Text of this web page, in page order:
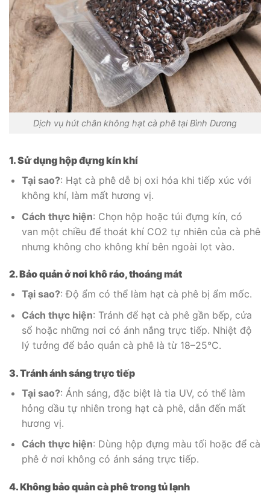
Dịch vụ hút chân không hạt cà phê tại Bình Dương
1. Sử dụng hộp đựng kín khí
Tại sao?: Hạt cà phê dễ bị oxi hóa khi tiếp xúc với
không khí, làm mất hương vị.
Cách thực hiện: Chọn hộp hoặc túi đựng kín, có
van một chiều để thoát khí CO2 tự nhiên của cà phê
nhưng không cho không khí bên ngoài lọt vào.
2. Bảo quản ở nơi khô ráo, thoáng mát
Tại sao?: Độ ẩm có thể làm hạt cà phê bị ẩm mốc.
Cách thực hiện: Tránh để hạt cà phê gần bếp, cửa
sổ hoặc những nơi có ánh nắng trực tiếp. Nhiệt độ
lý tưởng để bảo quản cà phê là từ 18–25°C.
3. Tránh ánh sáng trực tiếp
Tại sao?: Ánh sáng, đặc biệt là tia UV, có thể làm
hỏng dầu tự nhiên trong hạt cà phê, dẫn đến mất
hương vị.
Cách thực hiện: Dùng hộp đựng màu tối hoặc để cà
phê ở nơi không có ánh sáng trực tiếp.
4. Không bảo quản cà phê trong tủ lạnh